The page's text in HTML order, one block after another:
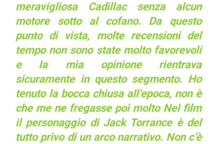
meravigliosa Cadillac senza alcun
motore sotto al cofano. Da questo
punto di vista, molte recensioni del
tempo non sono state molto favorevoli
e la mia opinione rientrava
sicuramente in questo segmento. Ho
tenuto la bocca chiusa all’epoca, non è
che me ne fregasse poi molto Nel film
il personaggio di Jack Torrance è del
tutto privo di un arco narrativo. Non c’è